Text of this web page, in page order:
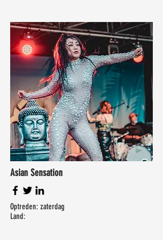
Asian Sensation
Optreden: zaterdag
Land: